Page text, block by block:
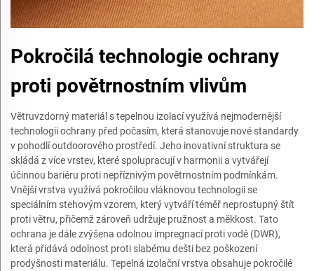
Pokročilá technologie ochrany
proti povětrnostním vlivům
Větruvzdorný materiál s tepelnou izolací využívá nejmodernější
technologii ochrany před počasím, která stanovuje nové standardy
v pohodlí outdoorového prostředí. Jeho inovativní struktura se
skládá z více vrstev, které spolupracují v harmonii a vytvářejí
účinnou bariéru proti nepříznivým povětrnostním podmínkám.
Vnější vrstva využívá pokročilou vláknovou technologii se
speciálním stehovým vzorem, který vytváří téměř neprostupný štít
proti větru, přičemž zároveň udržuje pružnost a měkkost. Tato
ochrana je dále zvýšena odolnou impregnací proti vodě (DWR),
která přidává odolnost proti slabému dešti bez poškození
prodyšnosti materiálu. Tepelná izolační vrstva obsahuje pokročilé